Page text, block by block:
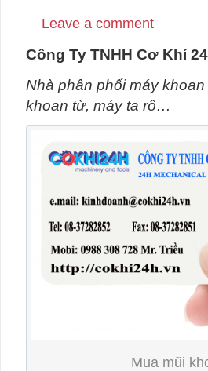
Leave a comment
Công Ty TNHH Cơ Khí
Nhà phân phối máy
khoan từ, máy ta rô…
Mua mũi